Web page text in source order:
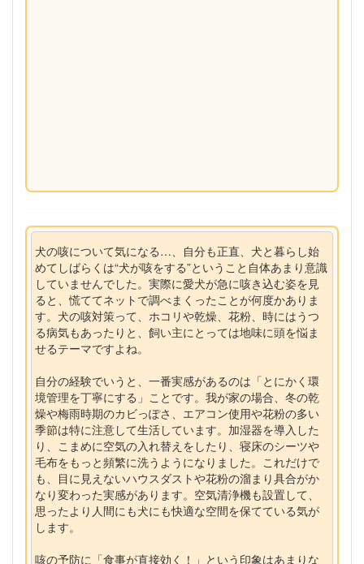
犬の咳について気になる…、自分も正直、犬と暮らし始
めてしばらくは“犬が咳をする”ということ自体あまり意識
していませんでした。実際に愛犬が急に咳き込む姿を見
ると、慌ててネットで調べまくったことが何度かありま
す。犬の咳対策って、ホコリや乾燥、花粉、時にはうつ
る病気もあったりと、飼い主にとっては地味に頭を悩ま
せるテーマですよね。
自分の経験でいうと、一番実感があるのは「とにかく環
境管理を丁寧にする」ことです。我が家の場合、冬の乾
燥や梅雨時期のカビっぽさ、エアコン使用や花粉の多い
季節は特に注意して生活しています。加湿器を導入した
り、こまめに空気の入れ替えをしたり、寝床のシーツや
毛布をもっと頻繁に洗うようになりました。これだけで
も、目に見えないハウスダストや花粉の溜まり具合がか
なり変わった実感があります。空気清浄機も設置して、
思ったより人間にも犬にも快適な空間を保てている気が
します。
咳の予防に「食事が直接効く！」という印象はあまりな